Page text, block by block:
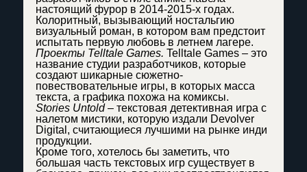
настоящий фурор в 2014-2015-х годах.
Колоритный, вызывающий ностальгию
визуальный роман, в котором вам предстоит
испытать первую любовь в летнем лагере.
Проекты Telltale Games. Telltale Games – это
название студии разработчиков, которые
создают шикарные сюжетно-
повествовательные игры, в которых масса
текста, а графика похожа на комиксы.
Stories Untold– текстовая детективная игра с
налетом мистики, которую издали Devolver
Digital, считающиеся лучшими на рынке инди
продукции.
Кроме того, хотелось бы заметить, что
большая часть текстовых игр существует в